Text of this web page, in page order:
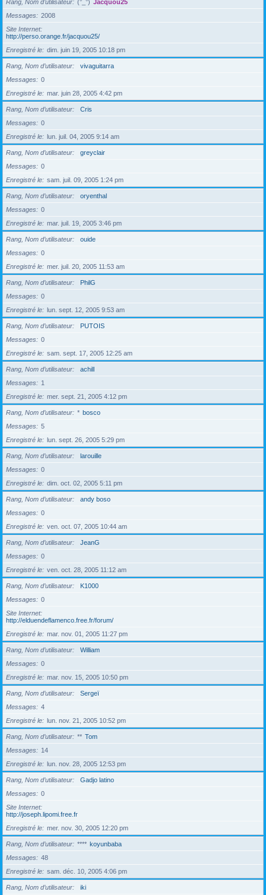
Rang, Nom d’utilisateur (°_°) Jacquou25
Messages
2008
Site Internet
http://perso.orange.fr/jacquou25/
Enregistré le
dim. juin 19, 2005 10:18 pm
Rang, Nom d’utilisateur
vivaguitarra
Messages
0
Enregistré le
mar. juin 28, 2005 4:42 pm
Rang, Nom d’utilisateur
Cris
Messages
0
Enregistré le
lun. juil. 04, 2005 9:14 am
Rang, Nom d’utilisateur
greyclair
Messages
0
Enregistré le
sam. juil. 09, 2005 1:24 pm
Rang, Nom d’utilisateur
oryenthal
Messages
0
Enregistré le
mar. juil. 19, 2005 3:46 pm
Rang, Nom d’utilisateur
ouide
Messages
0
Enregistré le
mer. juil. 20, 2005 11:53 am
Rang, Nom d’utilisateur
PhilG
Messages
0
Enregistré le
lun. sept. 12, 2005 9:53 am
Rang, Nom d’utilisateur
PUTOIS
Messages
0
Enregistré le
sam. sept. 17, 2005 12:25 am
Rang, Nom d’utilisateur
achill
Messages
1
Enregistré le
mer. sept. 21, 2005 4:12 pm
Rang, Nom d’utilisateur * bosco
Messages
5
Enregistré le
lun. sept. 26, 2005 5:29 pm
Rang, Nom d’utilisateur
larouille
Messages
0
Enregistré le
dim. oct. 02, 2005 5:11 pm
Rang, Nom d’utilisateur
andy boso
Messages
0
Enregistré le
ven. oct. 07, 2005 10:44 am
Rang, Nom d’utilisateur
JeanG
Messages
0
Enregistré le
ven. oct. 28, 2005 11:12 am
Rang, Nom d’utilisateur
K1000
Messages
0
Site Internet
http://elduendeflamenco.free.fr/forum/
Enregistré le
mar. nov. 01, 2005 11:27 pm
Rang, Nom d’utilisateur
William
Messages
0
Enregistré le
mar. nov. 15, 2005 10:50 pm
Rang, Nom d’utilisateur
Sergeï
Messages
4
Enregistré le
lun. nov. 21, 2005 10:52 pm
Rang, Nom d’utilisateur ** Tom
Messages
14
Enregistré le
lun. nov. 28, 2005 12:53 pm
Rang, Nom d’utilisateur
Gadjo latino
Messages
0
Site Internet
http://joseph.lipomi.free.fr
Enregistré le
mer. nov. 30, 2005 12:20 pm
Rang, Nom d’utilisateur **** koyunbaba
Messages
48
Enregistré le
sam. déc. 10, 2005 4:06 pm
Rang, Nom d’utilisateur
iki